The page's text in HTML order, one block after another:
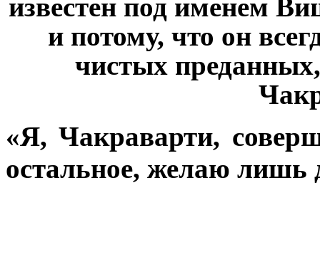
известен под именем
и потому, что он
чистых
«Я, Чакраварти,
остальное, желаю